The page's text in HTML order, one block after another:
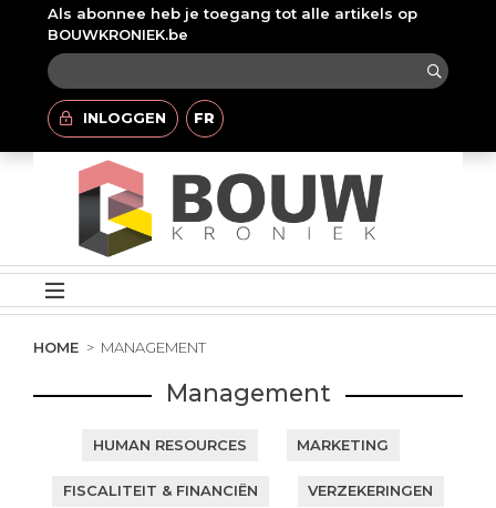
Als abonnee heb je toegang tot alle artikels op
BOUWKRONIEK.be
INLOGGEN FR
HOME MANAGEMENT
Management
HUMAN RESOURCES MARKETING
FISCALITEIT & FINANCIËN VERZEKERINGEN